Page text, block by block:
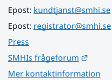
Epost: kundtjanst@smhi.se
Epost: registrator@smhi.se
Press
SMHIs frågeforum
Mer kontaktinformation